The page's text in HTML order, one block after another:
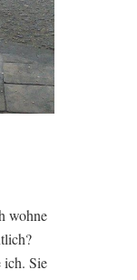
wohne
ich. Sie